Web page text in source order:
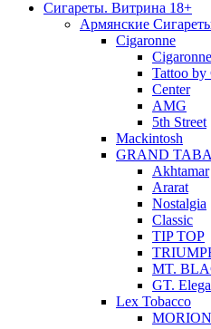
Сигареты. Витрина 18+
Армянские
Cigaronne
Cigaronne
Tattoo by
Center
AMG
5th Street
Mackintosh
GRAND
Akhtamar
Ararat
Nostalgia
Classic
TIP TOP
MT.
GT.
Lex Tobacco
MORION